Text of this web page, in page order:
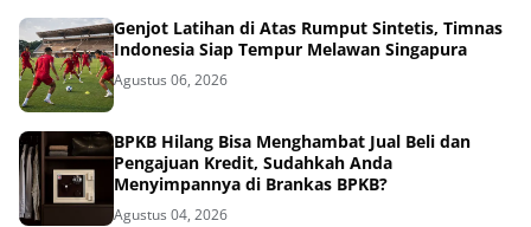
Genjot Latihan di Atas Rumput Sintetis, Timnas
Indonesia Siap Tempur Melawan Singapura
Agustus 06, 2026
BPKB Hilang Bisa Menghambat Jual Beli dan
Pengajuan Kredit, Sudahkah Anda
Menyimpannya di Brankas BPKB?
Agustus 04, 2026